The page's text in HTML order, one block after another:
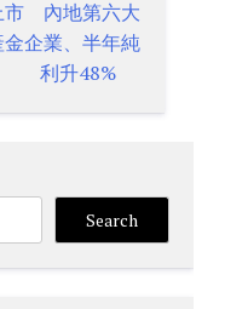
市 內地第六大
金企業、半年純
利升48%
Search